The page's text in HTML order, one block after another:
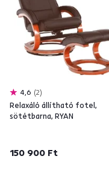
4,6 2
Relaxáló állítható fotel,
sötétbarna, RYAN
150 900 Ft